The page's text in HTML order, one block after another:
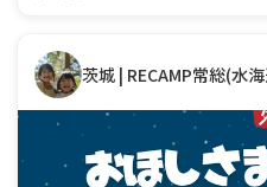
茨城 | RECAMP常総(水